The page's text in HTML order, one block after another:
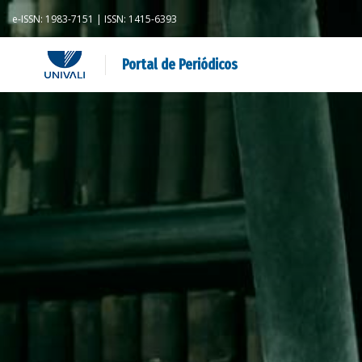
e-ISSN: 1983-7151 | ISSN: 1415-6393
Portal de Periódicos